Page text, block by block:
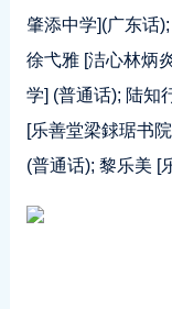
肇添中学](广东话
徐弋雅 [洁心林炳
学] (普通话); 陆知
[乐善堂梁銶琚书
(普通话); 黎乐美 [